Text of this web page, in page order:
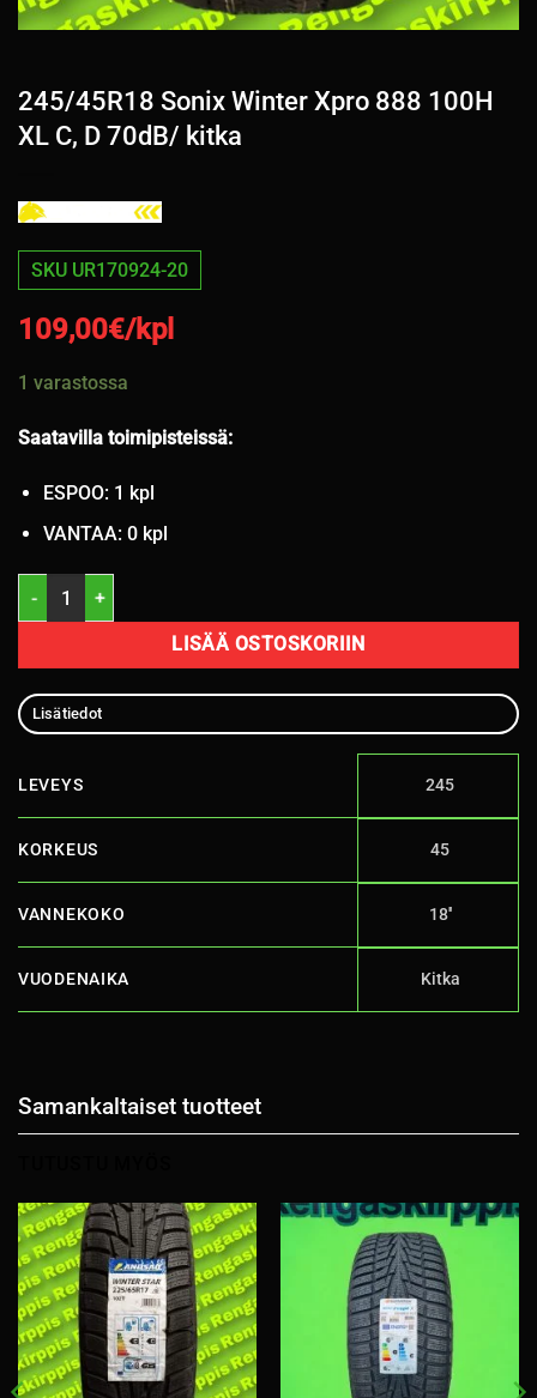
245/45R18 Sonix Winter Xpro 888 100H
XL C, D 70dB/ kitka
SKU UR170924-20
109,00€/kpl
1 varastossa
Saatavilla toimipisteissä:
ESPOO: 1 kpl
VANTAA: 0 kpl
245/45R18 Sonix Winter Xpro 888 100H XL C, D 70dB/ kitka määrä
LISÄÄ OSTOSKORIIN
Lisätiedot
LEVEYS 245
KORKEUS 45
VANNEKOKO 18''
VUODENAIKA Kitka
Samankaltaiset tuotteet